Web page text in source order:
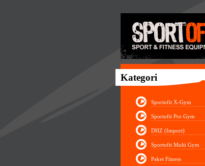
Kategori
Sportofit X-Gym
Sportofit Pro Gym
DHZ (Import)
Sportofit Multi Gym
Paket Fitness